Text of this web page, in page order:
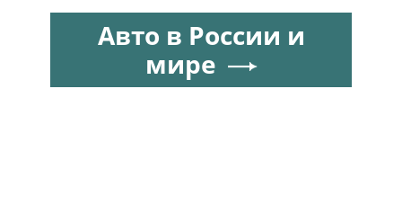
неожиданно сделал
главным своих детей
Авто в России и
мире